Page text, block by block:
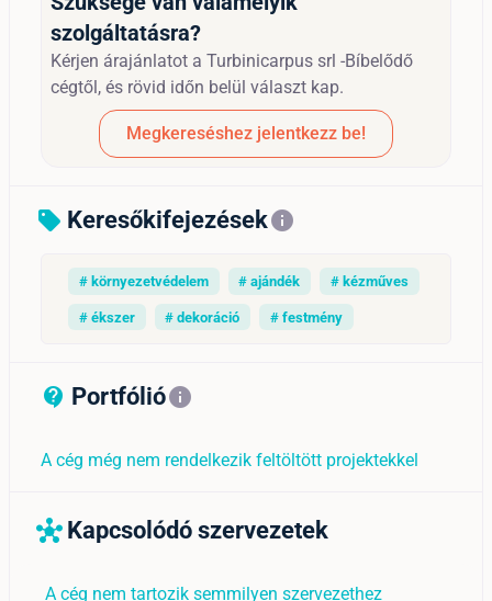
szolgáltatásra?
Kérjen árajánlatot a Turbinicarpus srl -Bíbelődő
cégtől, és rövid időn belül választ kap.
Megkereséshez jelentkezz be!
sell Keresőkifejezésekinfo
# környezetvédelem # ajándék # kézműves
# ékszer # dekoráció # festmény
contact_support_outline
Portfólióinfo
A cég még nem rendelkezik feltöltött projektekkel
hub Kapcsolódó szervezetek
A cég nem tartozik semmilyen szervezethez